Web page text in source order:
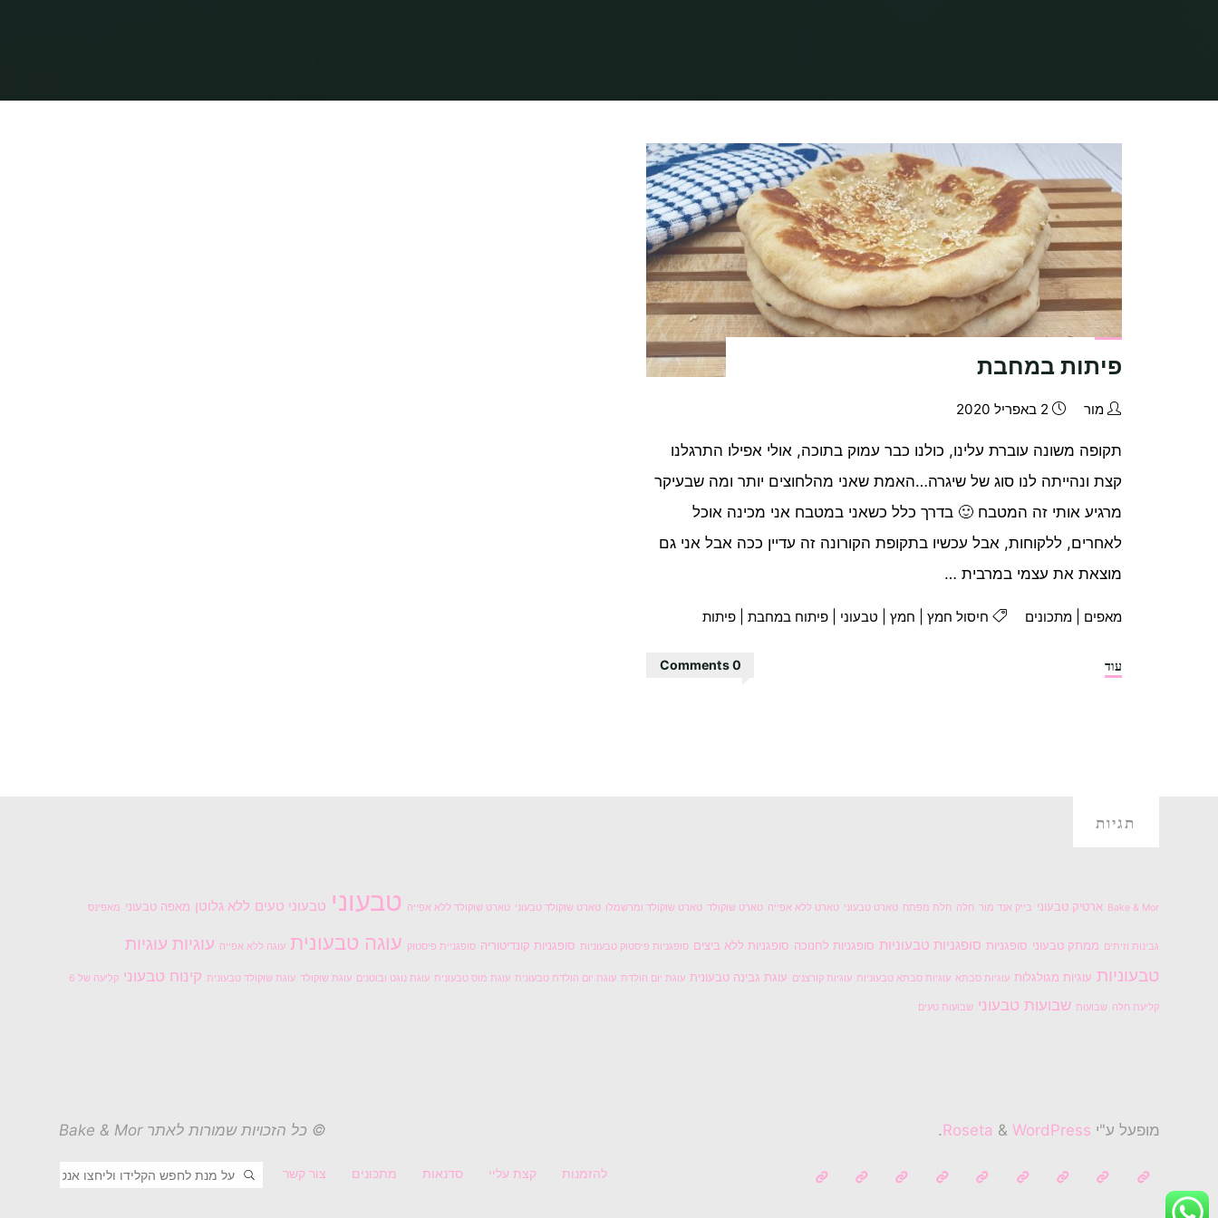
פיתות במחבת
מור 2 באפריל 2020
תקופה משונה עוברת עלינו, כולנו כבר עמוק בתוכה, אולי אפילו התרגלנו
קצת ונהייתה לנו סוג של שיגרה…האמת שאני מהלחוצים יותר ומה שבעיקר
מרגיע אותי זה המטבח 🙂 בדרך כלל כשאני במטבח אני מכינה אוכל
לאחרים, ללקוחות, אבל עכשיו בתקופת הקורונה זה עדיין ככה אבל אני גם
מוצאת את עצמי במרבית …
מאפים מתכונים חיסול חמץ| חמץ| טבעוני פיתוח במחבת| פיתות
עוד"פיתות
0 Comments
תגיות
Bake & Mor ארטיק טבעוני בייק אנד מור חלה חלת מפתח טארט טבעוני טארט ללא אפייה טארט שוקולד טארט שוקולד ומרשמלו טארט שוקולד טבעוני טארט שוקולד ללא אפייה טבעוני טבעוני טעים ללא גלוטן מאפה טבעוני מאפינס
גבינות וזיתים ממתק טבעוני סופגניות סופגניות טבעוניות סופגניות לחנוכה סופגניות ללא ביצים סופגניות פיסטוק טבעוניות סופגניות קונדיטוריה סופגניית פיסטוק עוגה טבעונית עוגה ללא אפייה עוגיות עוגיות
טבעוניות עוגיות מגולגלות עוגיות סבתא עוגיות סבתא טבעוניות עוגיות קורצנים עוגת גבינה טבעונית עוגת יום הולדת עוגת יום הולדת טבעונית עוגת מוס טבעונית עוגת נוגט ובוטנים עוגת שוקולד עוגת שוקולד טבעונית קינוח טבעוני קליעה של 6
קליעת חלה שבועות שבועות טבעוני שבועות טעים
מופעל ע"י & WordPress
. © כל הזכויות שמורות לאתר Bake & Mor
להזמנות קצת עליי סדנאות מתכונים צור קשר חיפוש